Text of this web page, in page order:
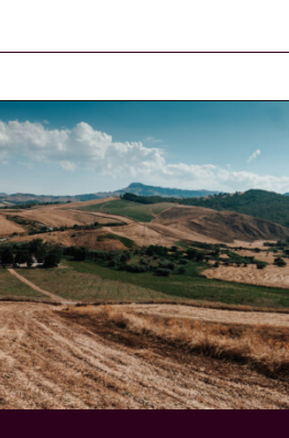
im Warenkorb